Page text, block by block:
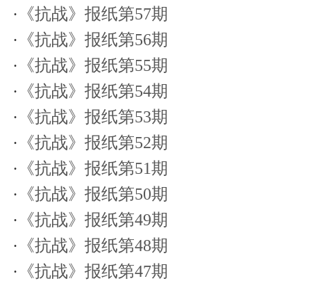
· 《抗战》报纸第57期
· 《抗战》报纸第56期
· 《抗战》报纸第55期
· 《抗战》报纸第54期
· 《抗战》报纸第53期
· 《抗战》报纸第52期
· 《抗战》报纸第51期
· 《抗战》报纸第50期
· 《抗战》报纸第49期
· 《抗战》报纸第48期
· 《抗战》报纸第47期